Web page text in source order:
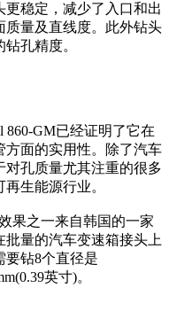
稳定，减少了入口和出
质量及直线度。此外钻头
孔精度。
GM已经证明了它在
方面的实用性。除了汽车
孔质量尤其注重的很多
生能源行业。
之一来自韩国的一家
量的汽车变速箱接头上
要钻8个直径是
英寸)。